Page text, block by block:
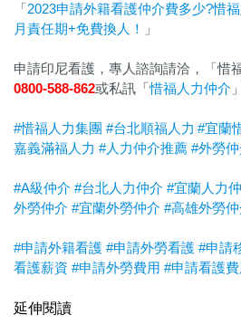
「2023申請外籍看護仲介費多少?惜
月責任期+免費換人！
」
申請印尼看護，專人諮詢請洽，「惜
0800-588-862或私訊「惜福人力仲介
#惜福人力集團 #台北順福人力 #宜蘭
嘉義滿福人力 #人力仲介推薦 #外勞
#A級仲介 #台北人力仲介 #宜蘭人力
外勞仲介 #宜蘭外勞仲介 #高雄外勞仲
#申請外籍看護 #申請外勞看護 #申請
看護薪資 #申請外勞費用 #申請看護費
延伸閱讀